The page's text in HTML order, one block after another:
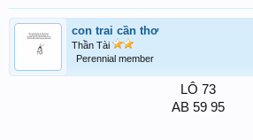
con trai cần thơ
Thần Tài
Perennial member
LÔ 73
AB 59 95